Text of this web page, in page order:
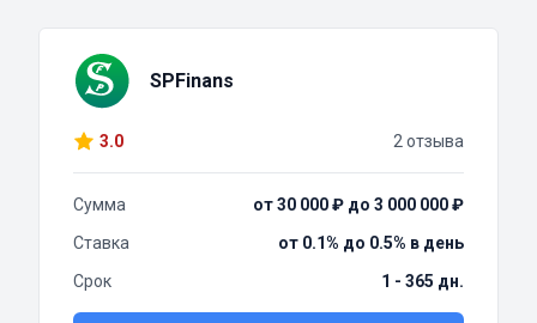
SPFinans
3.0 2 отзыва
Сумма
от 30 000 ₽ до 3 000 000 ₽
Ставка
от 0.1% до 0.5% в день
Срок
1 - 365 дн.